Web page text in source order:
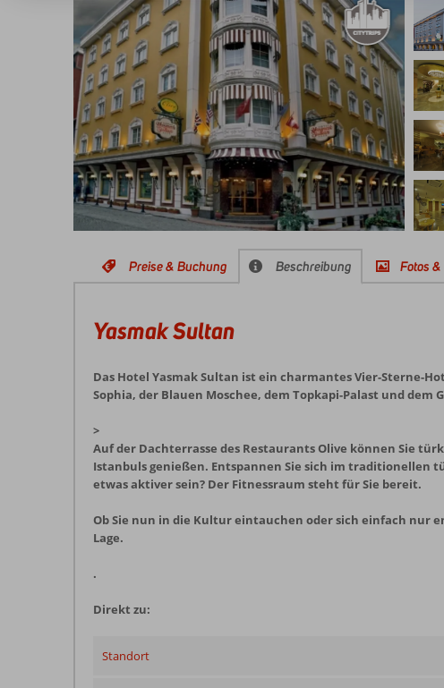
Preise & Buchung Beschreibung Fotos &
Yasmak Sultan
Das Hotel Yasmak Sultan ist ein charmantes Vier-Sterne-
Sophia, der Blauen Moschee, dem Topkapi-Palast und
>
Auf der Dachterrasse des Restaurants Olive können Sie
Istanbuls genießen. Entspannen Sie sich im traditionellen
etwas aktiver sein? Der Fitnessraum steht für Sie bereit.
Ob Sie nun in die Kultur eintauchen oder sich einfach nur
Lage.
.
Direkt zu:
Standort